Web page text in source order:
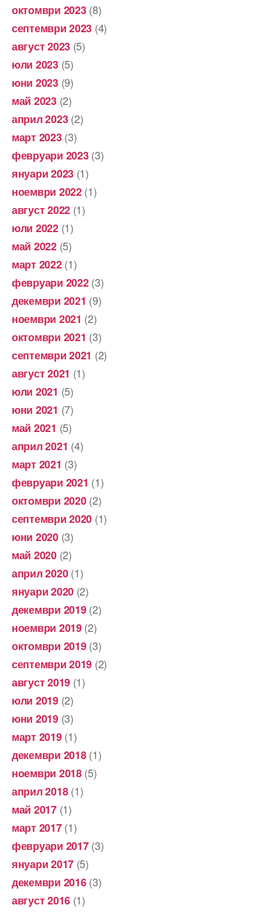
октомври 2023(8)
септември 2023 (4)
август 2023 (5)
юли 2023(5)
юни 2023(9)
май 2023(2)
април 2023(2)
март 2023(3)
февруари 2023(3)
януари 2023 (1)
ноември 2022(1)
август 2022 (1)
юли 2022(1)
май 2022(5)
март 2022(1)
февруари 2022(3)
декември 2021 (9)
ноември 2021 (2)
октомври 2021 (3)
септември 2021 (2)
август 2021 (1)
юли 2021 (5)
юни 2021 (7)
май 2021 (5)
април 2021 (4)
март 2021 (3)
февруари 2021 (1)
октомври 2020(2)
септември 2020 (1)
юни 2020(3)
май 2020(2)
април 2020(1)
януари 2020 (2)
декември 2019(2)
ноември 2019(2)
октомври 2019(3)
септември 2019 (2)
август 2019 (1)
юли 2019(2)
юни 2019(3)
март 2019(1)
декември 2018(1)
ноември 2018(5)
април 2018(1)
май 2017(1)
март 2017(1)
февруари 2017(3)
януари 2017 (5)
декември 2016(3)
август 2016 (1)